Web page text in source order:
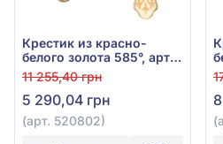
Крестик из красно-
белого золота 585°, арт.
520802
11 255,40 грн
5 290,04 грн
(арт. 520802)